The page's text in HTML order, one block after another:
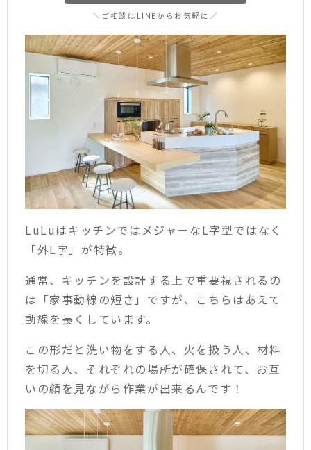
＼ご相談はLINEからお気軽に／
LuLuはキッチンではメジャーなL字型ではなく
「外L字」が特徴。
通常、キッチンを設計する上で重要視されるの
は「家事動線の短さ」ですが、こちらはあえて
動線を長くしています。
この形だと洗い物をする人、火を扱う人、材料
を切る人、それぞれの場所が確保されて、お互
いの顔を見ながら作業が出来るんです！